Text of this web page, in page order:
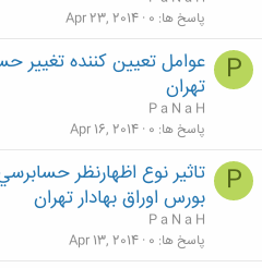
پاسخ ها 0
Apr 23, 2014
P
عوامل تعیین کننده تغییر
تهران
P a N a H
پاسخ ها 0
Apr 16, 2014
P
تاثير نوع اظهارنظر
بورس اوراق بهادار تهران
P a N a H
پاسخ ها 0
Apr 13, 2014